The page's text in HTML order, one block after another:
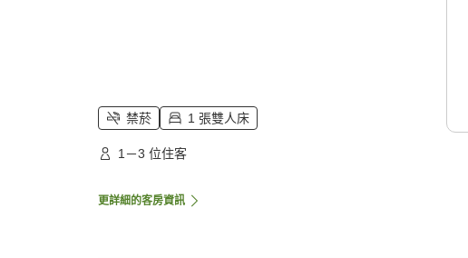
禁菸 1 張雙人床
1－3 位住客
更詳細的客房資訊